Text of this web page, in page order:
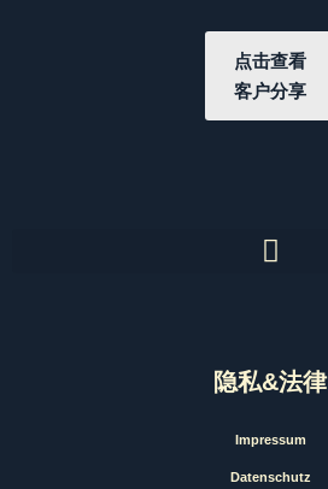
点击查看
客户分享
隐私&法律
Impressum
Datenschutz